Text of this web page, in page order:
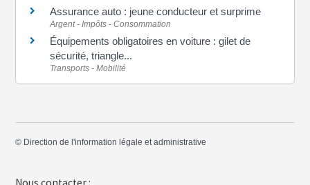
Assurance auto : jeune conducteur et surprime
Argent - Impôts - Consommation
Équipements obligatoires en voiture : gilet de
sécurité, triangle...
Transports - Mobilité
© Direction de l'information légale et administrative